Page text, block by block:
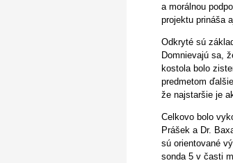
a morálnou
projektu prináša
Odkryté sú
Domnievajú sa,
kostola bolo
predmetom
že najstaršie je
Celkovo bolo
Prášek a Dr.
sú orientované
sonda 5 v časti